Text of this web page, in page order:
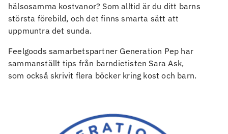
hälsosamma kostvanor? Som alltid är du ditt barns
största förebild, och det finns smarta sätt att
uppmuntra det sunda.
Feelgoods samarbetspartner Generation Pep har
sammanställt tips från barndietisten Sara Ask,
som också skrivit flera böcker kring kost och barn.